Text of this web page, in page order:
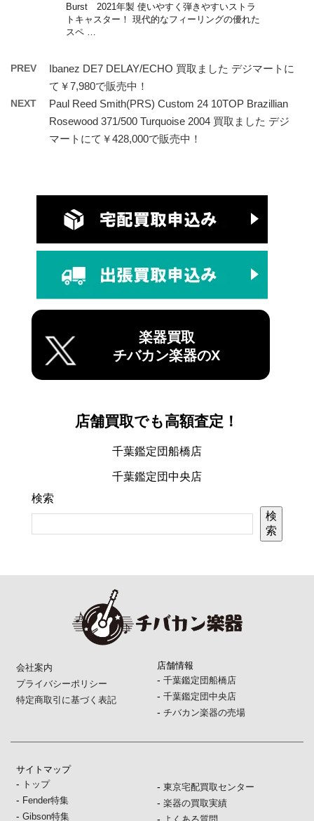
Burst 2021年製 使いやすく弾きやすいストラ
トキャスター！ 現代的なフィーリングの優れた
スペ …
PREV
Ibanez DE7 DELAY/ECHO 買取ました デジマートに
て￥7,980で販売中！
NEXT
Paul Reed Smith(PRS) Custom 24 10TOP Brazillian
Rosewood 371/500 Turquoise 2004 買取ました デジ
マートにて￥428,000で販売中！
楽器買取
チバカン楽器のX
店舗買取でも高額査定！
千葉鑑定団船橋店
千葉鑑定団中央店
検索
検
索
会社案内
プライバシーポリシー
特定商取引に基づく表記
店舗情報
- 千葉鑑定団船橋店
- 千葉鑑定団中央店
- チバカン楽器の売場
サイトマップ
- トップ
- Fender特集
-Gibson特集
- 東京宅配買取センター
- 楽器の買取実績